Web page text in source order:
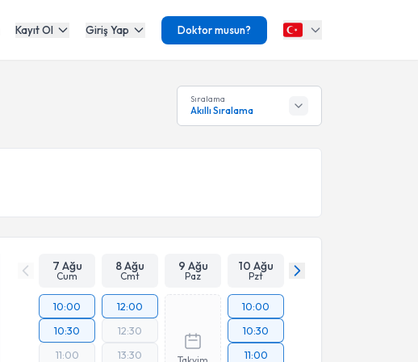
Kayıt Ol Giriş Yap Doktor musun?
Sıralama
Akıllı Sıralama
7 Ağu
Cum
8 Ağu
Cmt
9 Ağu
Paz
10 Ağu
Pzt
10:00
10:30
11:00
12:00
12:30
13:30
10:00
10:30
11:00